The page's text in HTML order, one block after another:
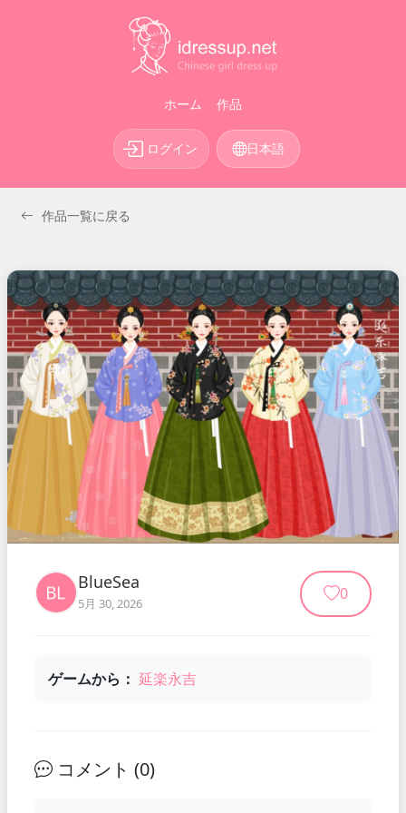
ホーム 作品
ログイン 日本語
作品一覧に戻る
BlueSea
5月 30, 2026 0
ゲームから： 延楽永吉
コメント (0)